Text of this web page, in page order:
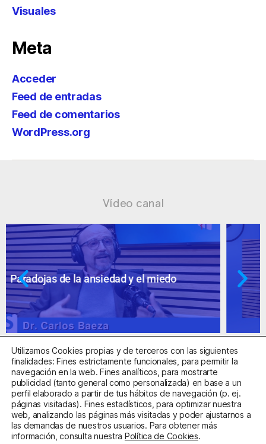
Visuales
Meta
Acceder
Feed de entradas
Feed de comentarios
WordPress.org
Vídeo canal
Ansiedad: supuestos cuestionables
Centro Sanitario Autorizado con el código E08737002
Aviso LegalPolítica de PrivacidadPolítica de Cookies
Utilizamos Cookies propias y de terceros con las siguientes
finalidades: Fines estrictamente funcionales, para permitir la
navegación en la web. Fines analíticos, para mostrarte
publicidad (tanto general como personalizada) en base a un
perfil elaborado a partir de tus hábitos de navegación (p. ej.
páginas visitadas). Fines estadísticos, para optimizar nuestra
web, analizando las páginas más visitadas y poder ajustarnos a
las demandas de nuestros usuarios. Para obtener más
información, consulta nuestra Política de Cookies.